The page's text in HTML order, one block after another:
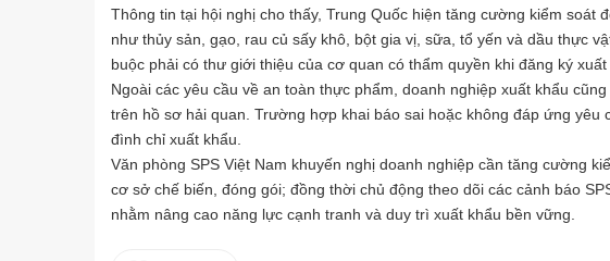
Thông tin tại hội nghị cho thấy, Trung Quốc hiện tăng cường kiểm soát
như thủy sản, gạo, rau củ sấy khô, bột gia vị, sữa, tổ yến và dầu thực
buộc phải có thư giới thiệu của cơ quan có thẩm quyền khi đăng ký
Ngoài các yêu cầu về an toàn thực phẩm, doanh nghiệp xuất khẩu
trên hồ sơ hải quan. Trường hợp khai báo sai hoặc không đáp ứng yêu
đình chỉ xuất khẩu.
Văn phòng SPS Việt Nam khuyến nghị doanh nghiệp cần tăng cường
cơ sở chế biến, đóng gói; đồng thời chủ động theo dõi các cảnh báo
nhằm nâng cao năng lực cạnh tranh và duy trì xuất khẩu bền vững.